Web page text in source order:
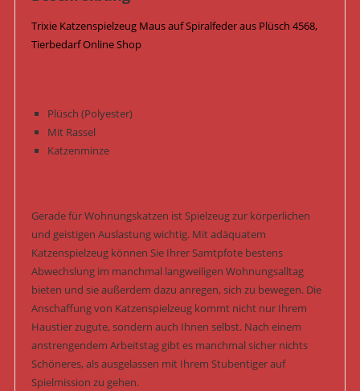
Menge
Trixie Katzenspielzeug Maus auf Spiralfeder aus Plüsch 4568,
Tierbedarf Online Shop
Plüsch (Polyester)
Mit Rassel
Katzenminze
Gerade für Wohnungskatzen ist Spielzeug zur körperlichen
und geistigen Auslastung wichtig. Mit adäquatem
Katzenspielzeug können Sie Ihrer Samtpfote bestens
Abwechslung im manchmal langweiligen Wohnungsalltag
bieten und sie außerdem dazu anregen, sich zu bewegen. Die
Anschaffung von Katzenspielzeug kommt nicht nur Ihrem
Haustier zugute, sondern auch Ihnen selbst. Nach einem
anstrengendem Arbeitstag gibt es manchmal sicher nichts
Schöneres, als ausgelassen mit Ihrem Stubentiger auf
Spielmission zu gehen.